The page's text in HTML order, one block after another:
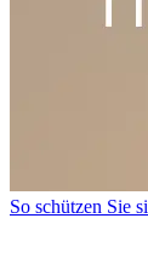
So schützen Sie